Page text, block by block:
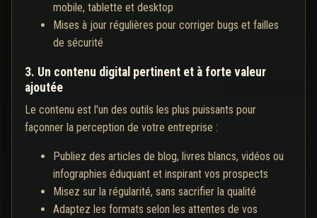
mobile, tablette et desktop
Mises à jour régulières pour corriger bugs et failles
de sécurité
3. Un contenu digital pertinent et à forte valeur
ajoutée
Le contenu est l'un des outils les plus puissants pour
façonner la perception de votre entreprise :
Publiez des articles de blog, livres blancs, vidéos ou
infographies éduquant et inspirant vos prospects
Misez sur la régularité, sans sacrifier la qualité
Adaptez les formats selon les attentes de vos